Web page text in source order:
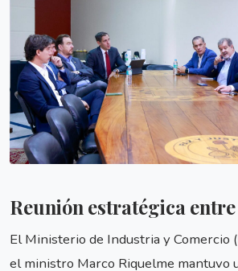
Reunión estratégica
El Ministerio de Industria y Comercio
el ministro Marco Riquelme mantuvo